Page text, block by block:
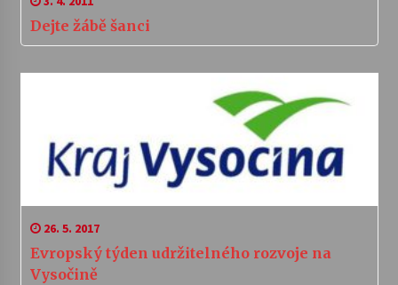
Dejte žábě šanci
26. 5. 2017
Evropský týden udržitelného rozvoje na
Vysočině